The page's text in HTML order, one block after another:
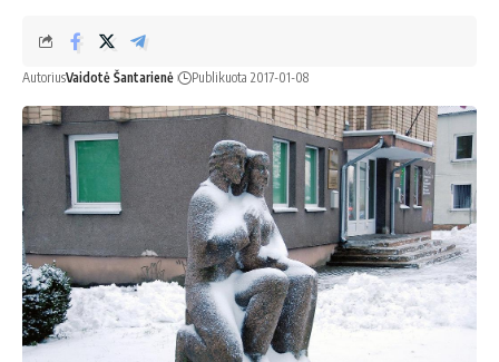
AutoriusVaidotė Šantarienė Publikuota 2017-01-08